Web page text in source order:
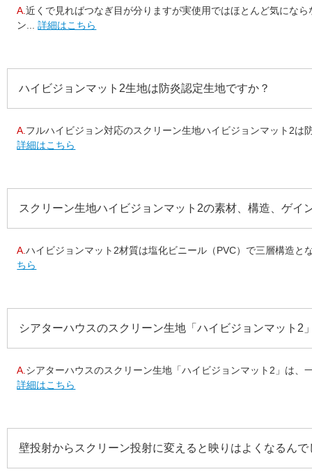
A.近くで見ればつなぎ目が分りますが実使用ではほとんど気にな
ン...詳細はこちら
ハイビジョンマット2生地は防炎認定生地ですか？
A.フルハイビジョン対応のスクリーン生地ハイビジョンマット2
詳細はこちら
スクリーン生地ハイビジョンマット2の素材、構造、ゲイ
A.ハイビジョンマット2材質は塩化ビニール（PVC）で三層構造
ちら
シアターハウスのスクリーン生地「ハイビジョンマット2
A.シアターハウスのスクリーン生地「ハイビジョンマット2」は
詳細はこちら
壁投射からスクリーン投射に変えると映りはよくなるんで